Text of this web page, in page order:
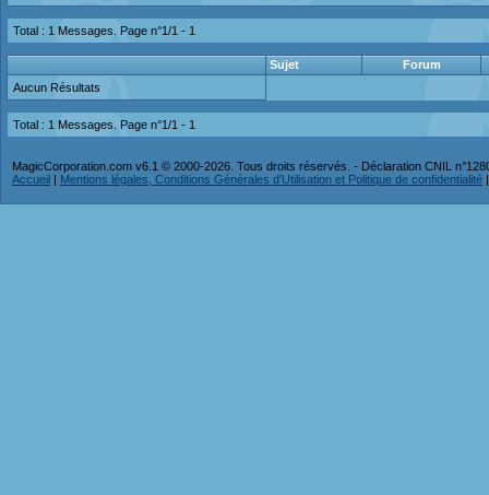
Total : 1 Messages. Page n°1/1 - 1
Sujet
Forum
Aucun Résultats
Total : 1 Messages. Page n°1/1 - 1
MagicCorporation.com v6.1 © 2000-2026. Tous droits réservés. - Déclaration CNIL
Accueil | Mentions légales, Conditions Générales d'Utilisation et Politique de confidentialité